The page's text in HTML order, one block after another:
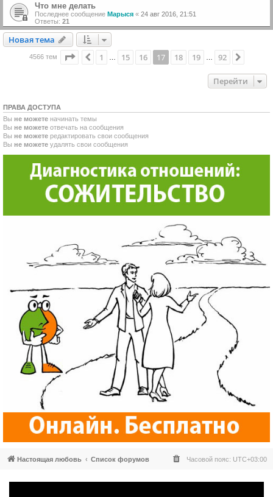
Что мне делать
Последнее сообщение Марыся « 24 авг 2016, 21:51
Ответы: 21
Новая тема
Новаятема
4566 тем Страница 17из 92
Пред.
1 15 16 17 18 19 92
Перейти
ПРАВА ДОСТУПА
Вы не можете начинать темы
Вы не можете отвечать на сообщения
Вы не можете редактировать свои сообщения
Вы не можете удалять свои сообщения
Настоящая любовь Список форумов Часовой пояс: UTC+03:00